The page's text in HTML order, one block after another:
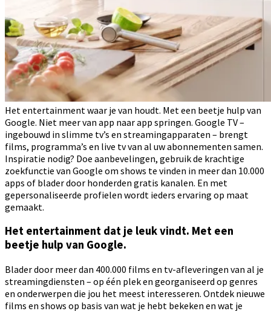
Het entertainment waar je van houdt. Met een beetje hulp van
Google. Niet meer van app naar app springen. Google TV –
ingebouwd in slimme tv’s en streamingapparaten – brengt
films, programma’s en live tv van al uw abonnementen samen.
Inspiratie nodig? Doe aanbevelingen, gebruik de krachtige
zoekfunctie van Google om shows te vinden in meer dan 10.000
apps of blader door honderden gratis kanalen. En met
gepersonaliseerde profielen wordt ieders ervaring op maat
gemaakt.
Het entertainment dat je leuk vindt. Met een
beetje hulp van Google.
Blader door meer dan 400.000 films en tv-afleveringen van al je
streamingdiensten – op één plek en georganiseerd op genres
en onderwerpen die jou het meest interesseren. Ontdek nieuwe
films en shows op basis van wat je hebt bekeken en wat je